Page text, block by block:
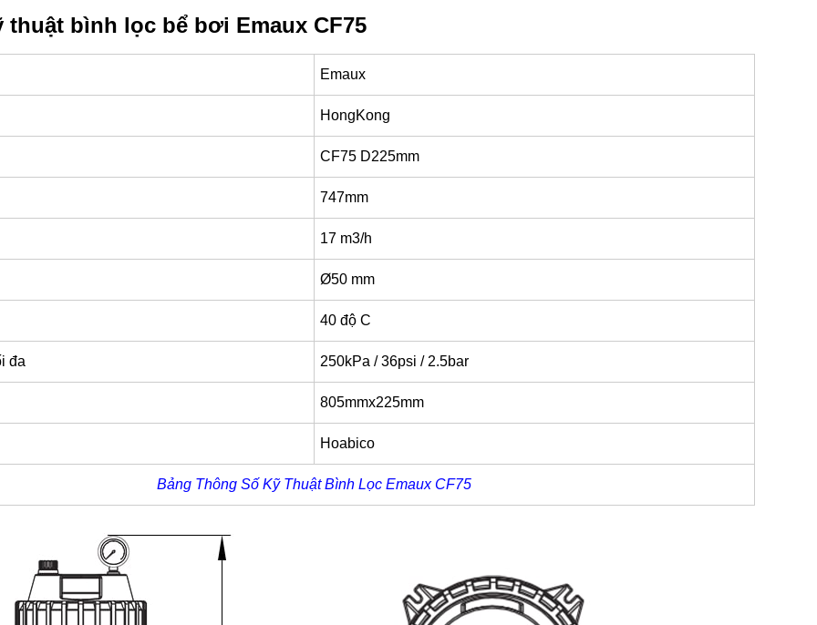
thuật bình lọc bể bơi Emaux CF75
Emaux
HongKong
CF75 D225mm
747mm
17 m3/h
Ø50 mm
40 độ C
đa 250kPa / 36psi / 2.5bar
805mmx225mm
Hoabico
Bảng Thông Số Kỹ Thuật Bình Lọc Emaux CF75